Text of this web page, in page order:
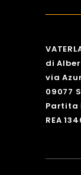
di
via
09077
Partita
REA